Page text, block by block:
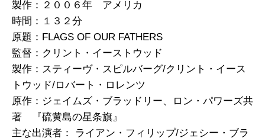
製作：２００６年 アメリカ
時間：１３２分
原題：FLAGS OF OUR FATHERS
監督：クリント・イーストウッド
製作：スティーヴ・スピルバーグ/クリント・イース
トウッド/ロバート・ロレンツ
原作：ジェイムズ・ブラッドリー、ロン・パワーズ共
著 『硫黄島の星条旗』
主な出演者： ライアン・フィリップ/ジェシー・ブラ